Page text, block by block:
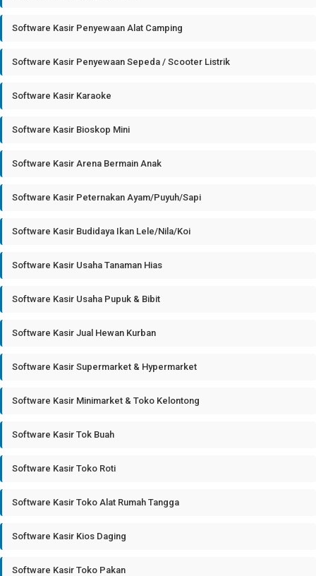
Software Kasir Penyewaan Alat Camping
Software Kasir Penyewaan Sepeda / Scooter Listrik
Software Kasir Karaoke
Software Kasir Bioskop Mini
Software Kasir Arena Bermain Anak
Software Kasir Peternakan Ayam/Puyuh/Sapi
Software Kasir Budidaya Ikan Lele/Nila/Koi
Software Kasir Usaha Tanaman Hias
Software Kasir Usaha Pupuk & Bibit
Software Kasir Jual Hewan Kurban
Software Kasir Supermarket & Hypermarket
Software Kasir Minimarket & Toko Kelontong
Software Kasir Tok Buah
Software Kasir Toko Roti
Software Kasir Toko Alat Rumah Tangga
Software Kasir Kios Daging
Software Kasir Toko Pakan